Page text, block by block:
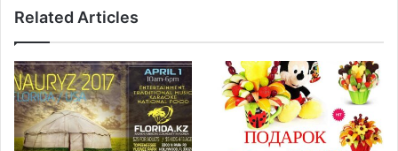
н
н
у
ю
г
р
ц
о
с
м
е
р
Related Articles